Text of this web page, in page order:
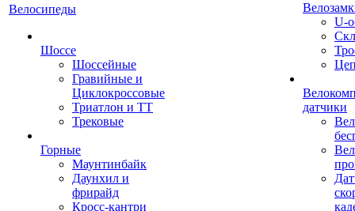
Велосипеды
Шоссе
Шоссейные
Гравийные и
Циклокроссовые
Триатлон и ТТ
Трековые
Горные
Маунтинбайк
Даунхил и
фрирайд
Кросс-кантри
U-
датчики